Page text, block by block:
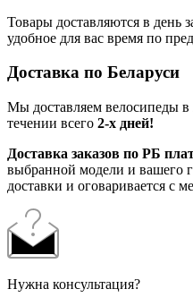
Товары доставляются в день
удобное для вас время по
Доставка по Беларуси
Мы доставляем велосипеды
течении всего 2-х дней!
Доставка заказов по РБ
выбранной модели и вашего
доставки и оговаривается с
Нужна консультация?